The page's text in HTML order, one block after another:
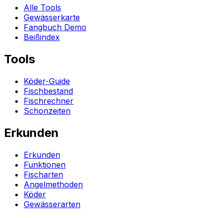
Alle Tools
Gewässerkarte
Fangbuch Demo
Beißindex
Tools
Köder-Guide
Fischbestand
Fischrechner
Schonzeiten
Erkunden
Erkunden
Funktionen
Fischarten
Angelmethoden
Köder
Gewässerarten